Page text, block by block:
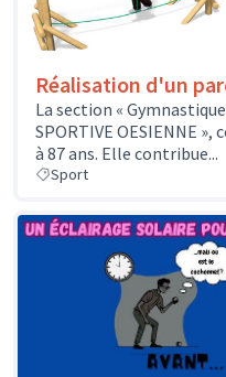
Réalisation d'un
La section «
SPORTIVE OESIENNE
à 87 ans. Elle contribue...
Sport